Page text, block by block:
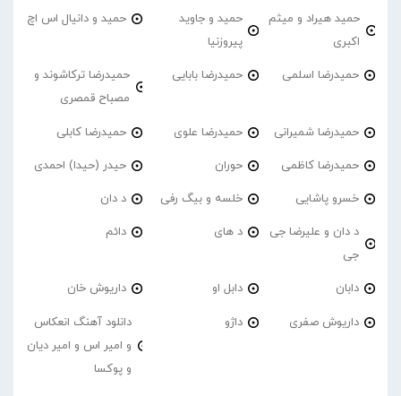
حمید هیراد و میثم
اکبری
حمید و جاوید
پیروزنیا
حمید و دانیال اس اچ
حمیدرضا اسلمی حمیدرضا بابایی
حمیدرضا ترکاشوند و
مصباح قمصری
حمیدرضا شمیرانی حمیدرضا علوی حمیدرضا کابلی
حمیدرضا کاظمی حوران حیدر (حیدا) احمدی
خسرو پاشایی خلسه و بیگ رفی د دان
د دان و علیرضا جی
جی
د های دائم
دابان دابل او داریوش خان
داریوش صفری داژو
دانلود آهنگ انعکاس
و امیر اس و امیر دیان
و پوکسا